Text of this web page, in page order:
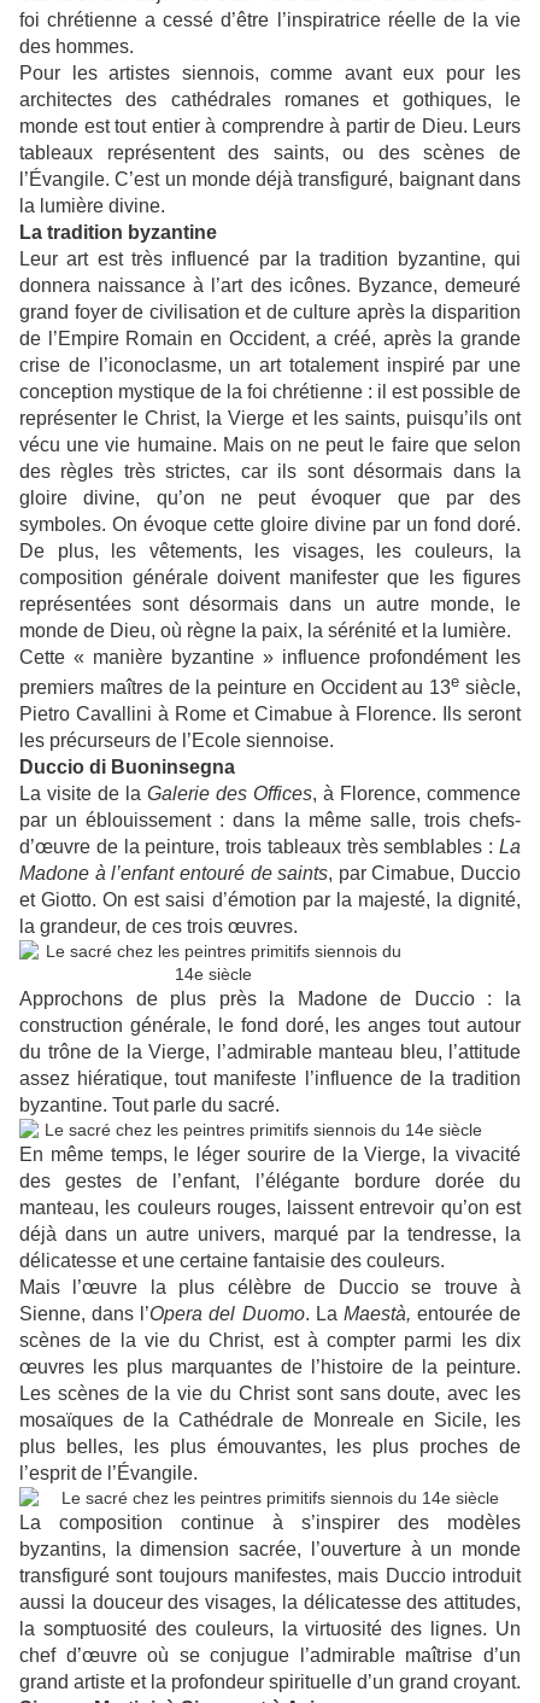
foi chrétienne a cessé d’être l’inspiratrice réelle de la vie
des hommes.
Pour les artistes siennois, comme avant eux pour les
architectes des cathédrales romanes et gothiques, le
monde est tout entier à comprendre à partir de Dieu. Leurs
tableaux représentent des saints, ou des scènes de
l’Évangile. C’est un monde déjà transfiguré, baignant dans
la lumière divine.
La tradition byzantine
Leur art est très influencé par la tradition byzantine, qui
donnera naissance à l’art des icônes. Byzance, demeuré
grand foyer de civilisation et de culture après la disparition
de l’Empire Romain en Occident, a créé, après la grande
crise de l’iconoclasme, un art totalement inspiré par une
conception mystique de la foi chrétienne : il est possible de
représenter le Christ, la Vierge et les saints, puisqu’ils ont
vécu une vie humaine. Mais on ne peut le faire que selon
des règles très strictes, car ils sont désormais dans la
gloire divine, qu’on ne peut évoquer que par des
symboles. On évoque cette gloire divine par un fond doré.
De plus, les vêtements, les visages, les couleurs, la
composition générale doivent manifester que les figures
représentées sont désormais dans un autre monde, le
monde de Dieu, où règne la paix, la sérénité et la lumière.
Cette « manière byzantine » influence profondément les
premiers maîtres de la peinture en Occident au 13e siècle,
Pietro Cavallini à Rome et Cimabue à Florence. Ils seront
les précurseurs de l’Ecole siennoise.
Duccio di Buoninsegna
La visite de la Galerie des Offices, à Florence, commence
par un éblouissement : dans la même salle, trois chefs-
d’œuvre de la peinture, trois tableaux très semblables : La
Madone à l’enfant entouré de saints, par Cimabue, Duccio
et Giotto. On est saisi d’émotion par la majesté, la dignité,
la grandeur, de ces trois œuvres.
Approchons de plus près la Madone de Duccio : la
construction générale, le fond doré, les anges tout autour
du trône de la Vierge, l’admirable manteau bleu, l’attitude
assez hiératique, tout manifeste l’influence de la tradition
byzantine. Tout parle du sacré.
En même temps, le léger sourire de la Vierge, la vivacité
des gestes de l’enfant, l’élégante bordure dorée du
manteau, les couleurs rouges, laissent entrevoir qu’on est
déjà dans un autre univers, marqué par la tendresse, la
délicatesse et une certaine fantaisie des couleurs.
Mais l’œuvre la plus célèbre de Duccio se trouve à
Sienne, dans l’Opera del Duomo. La Maestà, entourée de
scènes de la vie du Christ, est à compter parmi les dix
œuvres les plus marquantes de l’histoire de la peinture.
Les scènes de la vie du Christ sont sans doute, avec les
mosaïques de la Cathédrale de Monreale en Sicile, les
plus belles, les plus émouvantes, les plus proches de
l’esprit de l’Évangile.
La composition continue à s’inspirer des modèles
byzantins, la dimension sacrée, l’ouverture à un monde
transfiguré sont toujours manifestes, mais Duccio introduit
aussi la douceur des visages, la délicatesse des attitudes,
la somptuosité des couleurs, la virtuosité des lignes. Un
chef d’œuvre où se conjugue l’admirable maîtrise d’un
grand artiste et la profondeur spirituelle d’un grand croyant.